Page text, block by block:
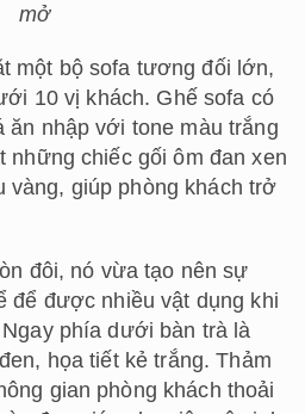
mở
một bộ sofa tương đối lớn,
10 vị khách. Ghế sofa có
ăn nhập với tone màu trắng
những chiếc gối ôm đan xen
vàng, giúp phòng khách trở
đôi, nó vừa tạo nên sự
để được nhiều vật dụng khi
phía dưới bàn trà là
họa tiết kẻ trắng. Thảm
gian phòng khách thoải